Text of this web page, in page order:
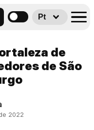
Pt
de
de São
2022